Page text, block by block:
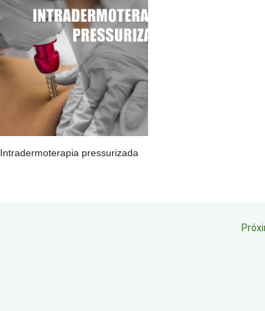
Intradermoterapia pressurizada